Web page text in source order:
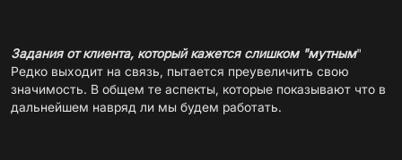
Задания от клиента, который кажется слишком "мутным"
Редко выходит на связь, пытается преувеличить свою
значимость. В общем те аспекты, которые показывают что в
дальнейшем навряд ли мы будем работать.